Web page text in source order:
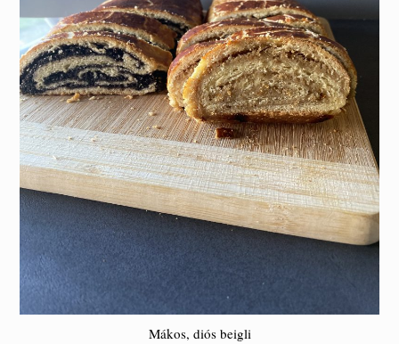
Mákos, diós beigli